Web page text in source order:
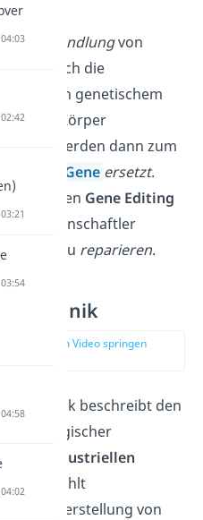
die
Behandlungvon
durch die
von genetischem
in den Körper
Es werden dann zum
defekte
Gene ersetzt.
Gene Editing
Wissenschaftler
Gene zu reparieren.
zur Stelle im Video springen
Gentechnik beschreibt den
der
industriellen
. Dazu zählt
die Herstellung von